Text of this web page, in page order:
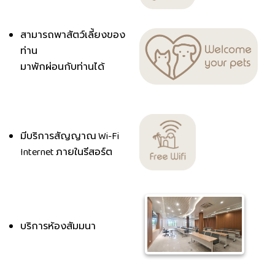
สามารถพาสัตว์เลี้ยงของ
ท่าน
มาพักผ่อนกับท่านได้
มีบริการสัญญาณ Wi-Fi
Internet ภายในรีสอร์ต
บริการห้องสัมมนา